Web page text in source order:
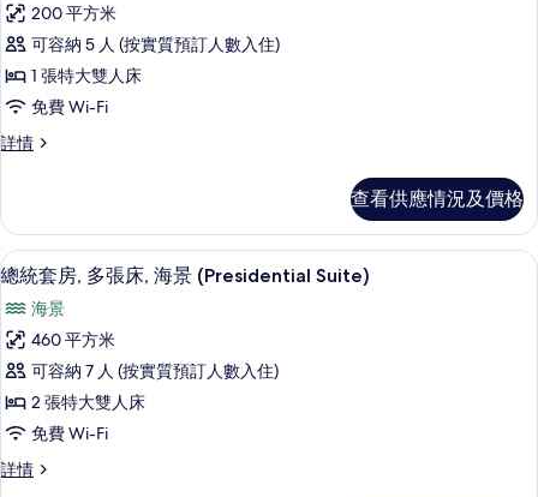
200 平方米
可容納 5 人 (按實質預訂人數入住)
1 張特大雙人床
免費 Wi-Fi
詳情
套
特
大
雙
床,
城
景
(Marsa
Malaz
Suite)
詳
查看供應情況及價格
載
入
所
有
總
統
套
房,
總統套房, 多張床, 海景 (Presidential
1
總統套房, 多張床, 海景 (Presidential Suite)
海景
460 平方米
可容納 7 人 (按實質預訂人數入住)
2 張特大雙人床
免費 Wi-Fi
詳情
總